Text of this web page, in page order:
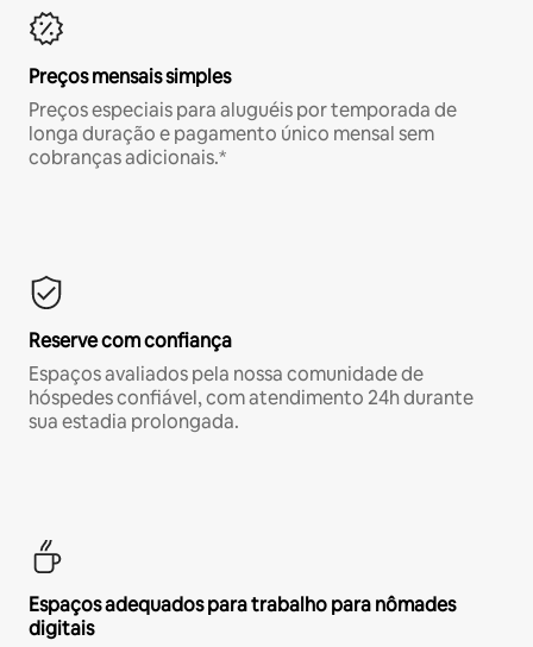
Preços mensais simples
Preços especiais para aluguéis por temporada de
longa duração e pagamento único mensal sem
cobranças adicionais.*
Reserve com confiança
Espaços avaliados pela nossa comunidade de
hóspedes confiável, com atendimento 24h durante
sua estadia prolongada.
Espaços adequados para trabalho para nômades
digitais